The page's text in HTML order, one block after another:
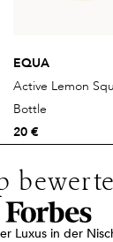
EQUA
Active Lemon
Bottle
20 €
Luxus in der